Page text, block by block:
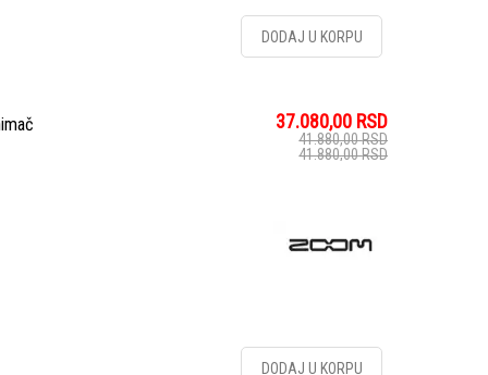
DODAJ U KORPU
37.080,00 RSD
41.880,00RSD
41.880,00RSD
DODAJ U KORPU